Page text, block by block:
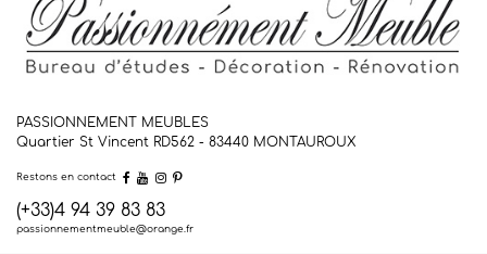
PASSIONNEMENT MEUBLES
Quartier St Vincent RD562 - 83440 MONTAUROUX
Restons en contact
(+33)4 94 39 83 83
passionnementmeuble@orange.fr